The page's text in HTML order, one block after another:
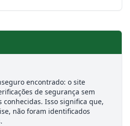
encontrado: o site
de segurança sem
conhecidas. Isso significa que,
não foram identificados